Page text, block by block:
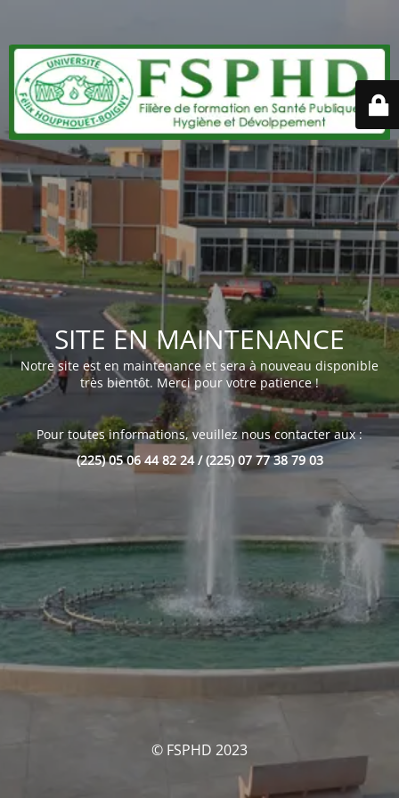
SITE EN MAINTENANCE
Notre site est en maintenance et sera à nouveau disponible
très bientôt. Merci pour votre patience !
Pour toutes informations, veuillez nous contacter aux :
(225) 05 06 44 82 24 / (225) 07 77 38 79 03
© FSPHD 2023